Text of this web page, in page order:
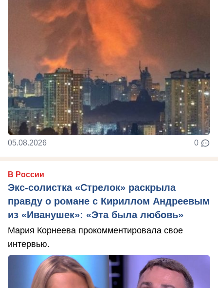
05.08.2026 0
В России
Экс-солистка «Стрелок» раскрыла
правду о романе с Кириллом Андреевым
из «Иванушек»: «Эта была любовь»
Мария Корнеева прокомментировала свое
интервью.